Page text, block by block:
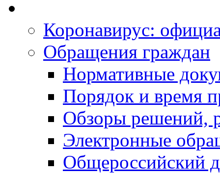
Коронавирус:
Обращения граждан
Нормативные
Порядок и время
Обзоры решений,
Электронные
Общероссийский